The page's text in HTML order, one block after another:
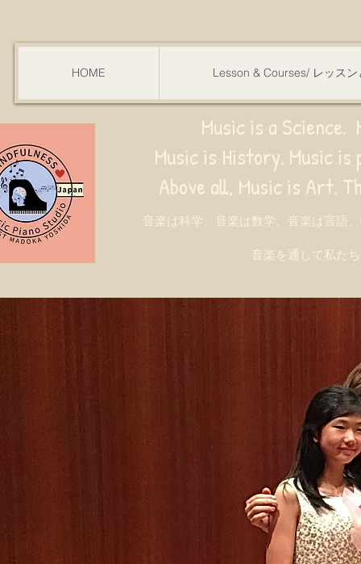
HOME Lesson & Courses/ レッスン
Music is a
Music is History. Music is
all, Music is Art. Through music,
音楽は科学、音楽は数学、音楽は言語
音楽を通して私た